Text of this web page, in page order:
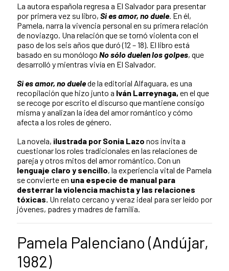
La autora española regresa a El Salvador para presentar
por primera vez su libro, Si es amor, no duele. En él,
Pamela, narra la vivencia personal en su primera relación
de noviazgo. Una relación que se tornó violenta con el
paso de los seis años que duró (12 – 18). El libro está
basado en su monólogo No sólo duelen los golpes, que
desarrolló y mientras vivía en El Salvador.
Si es amor, no duelede la editorial Alfaguara, es una
recopilación que hizo junto a Iván Larreynaga, en el que
se recoge por escrito el discurso que mantiene consigo
misma y analizan la idea del amor romántico y cómo
afecta a los roles de género.
La novela, ilustrada por Sonia Lazo nos invita a
cuestionar los roles tradicionales en las relaciones de
pareja y otros mitos del amor romántico. Con un
lenguaje claro y sencillo, la experiencia vital de Pamela
se convierte en una especie de manual para
desterrar la violencia machista y las relaciones
tóxicas. Un relato cercano y veraz ideal para ser leído por
jóvenes, padres y madres de familia.
Pamela Palenciano (Andújar,
1982)